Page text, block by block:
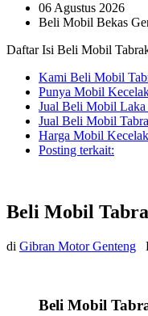
06 Agustus 2026
Beli Mobil Bekas
Daftar Isi Beli Mobil
Kami Beli Mobil
Punya Mobil
Jual Beli Mobil Laka
Jual Beli Mobil
Harga Mobil
Posting terkait:
Beli Mobil
di Gibran Motor Genteng
Beli Mobil